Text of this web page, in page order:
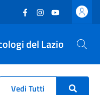
Facebook
(nuova scheda -
Instagram
(nuova scheda
YouTube
(nuova
del Lazio
Vedi Tutti